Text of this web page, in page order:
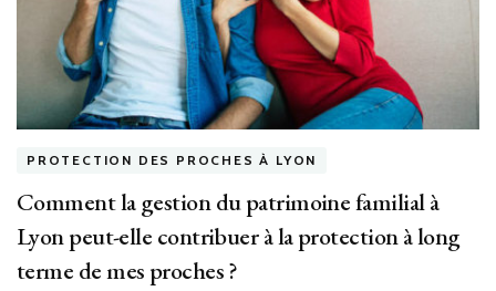
financière
?
PROTECTION DES PROCHES À LYON
Comment la gestion du patrimoine familial à
Lyon peut-elle contribuer à la protection à long
terme de mes proches ?